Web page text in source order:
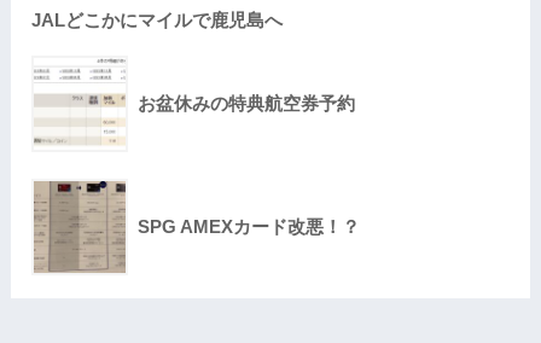
JALどこかにマイルで鹿児島へ
お盆休みの特典航空券予約
SPG AMEXカード改悪！？